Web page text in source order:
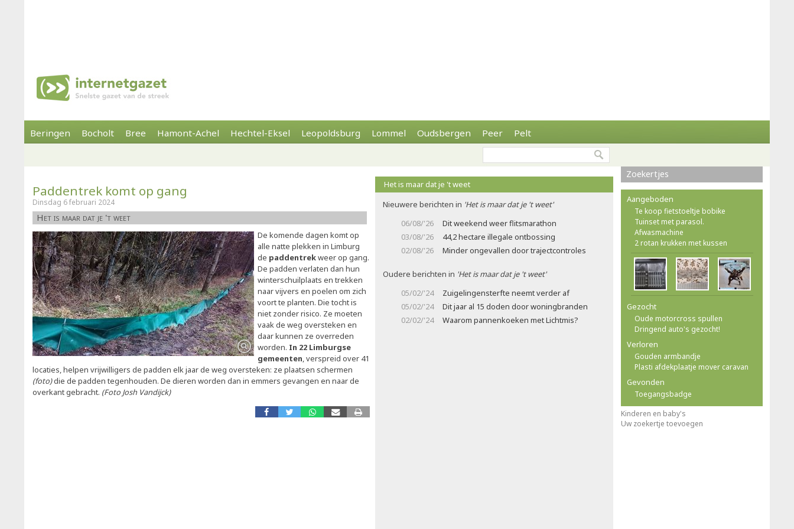
Beringen Bocholt Bree Hamont-Achel Hechtel-Eksel Leopoldsburg Lommel Oudsbergen Peer Pelt
Paddentrek komt op gang
Dinsdag 6 februari 2024
Het is maar dat je 't weet
De komende dagen komt op
alle natte plekken in Limburg
de paddentrekweer op gang.
De padden verlaten dan hun
winterschuilplaats en trekken
naar vijvers en poelen om zich
voort te planten. Die tocht is
niet zonder risico. Ze moeten
vaak de weg oversteken en
daar kunnen ze overreden
worden. In 22 Limburgse
gemeenten, verspreid over 41
locaties, helpen vrijwilligers de padden elk jaar de weg oversteken: ze plaatsen schermen
(foto)die de padden tegenhouden. De dieren worden dan in emmers gevangen en naar de
overkant gebracht. (Foto Josh Vandijck)
Het is maar dat je 't weet
Nieuwere berichten in 'Het is maar dat je 't weet'
06/08/'26
Dit weekend weer flitsmarathon
03/08/'26
44,2 hectare illegale ontbossing
02/08/'26
Minder ongevallen door trajectcontroles
Oudere berichten in 'Het is maar dat je 't weet'
05/02/'24
Zuigelingensterfte neemt verder af
05/02/'24
Dit jaar al 15 doden door woningbranden
02/02/'24
Waarom pannenkoeken met Lichtmis?
Zoekertjes
Aangeboden
Te koop fietstoeltje bobike
Tuinset met parasol.
Afwasmachine
2 rotan krukken met kussen
Gezocht
Oude motorcross spullen
Dringend auto's gezocht!
Verloren
Gouden armbandje
Plasti afdekplaatje mover caravan
Gevonden
Toegangsbadge
Kinderen en baby's
Uw zoekertje toevoegen